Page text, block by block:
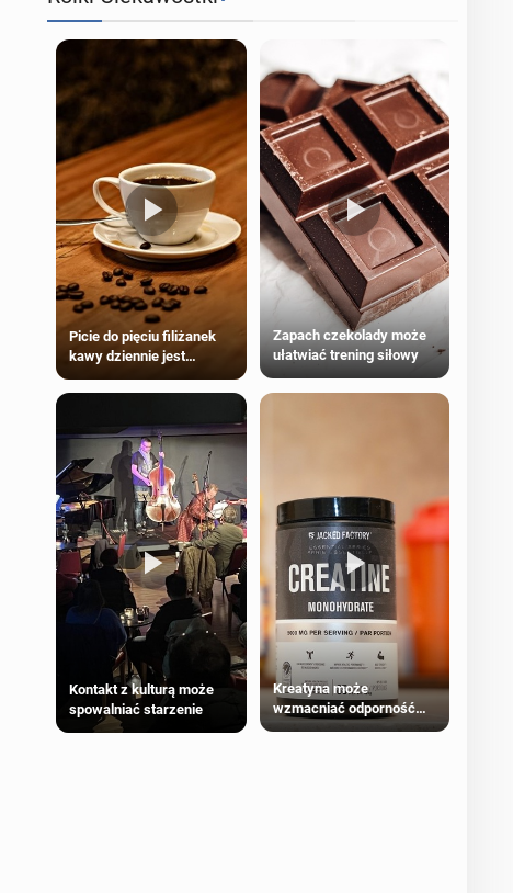
Picie do pięciu filiżanek
kawy dziennie jest
większości dorosłych
Zapach czekolady może
ułatwiać trening siłowy
Kontakt z kulturą może
spowalniać starzenie
Kreatyna może
wzmacniać odporność
przeciw nowotworom